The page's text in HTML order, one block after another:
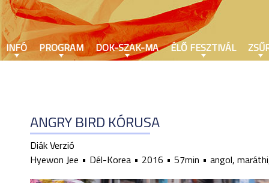
ANGRY BIRD KÓRUSA
Diák Verzió
Hyewon Jee
Dél-Korea 2016 57min angol,
INFÓ PROGRAM DOK-SZAK-MA ÉLŐ FESZTIVÁL